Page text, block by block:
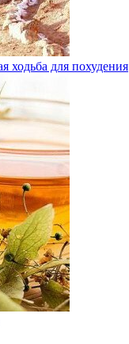
ходьба для похудения